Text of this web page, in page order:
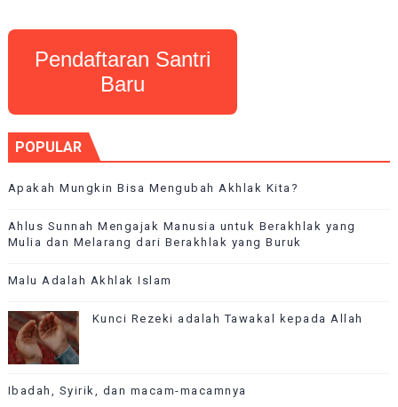
Pendaftaran Santri
Baru
POPULAR
Apakah Mungkin Bisa Mengubah Akhlak Kita?
Ahlus Sunnah Mengajak Manusia untuk Berakhlak yang
Mulia dan Melarang dari Berakhlak yang Buruk
Malu Adalah Akhlak Islam
Kunci Rezeki adalah Tawakal kepada Allah
Ibadah, Syirik, dan macam-macamnya